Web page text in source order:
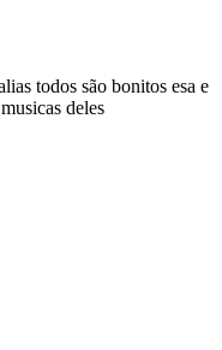
todos são bonitos esa e
deles